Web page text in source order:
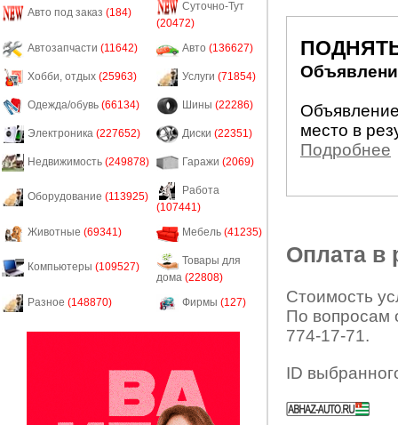
Авто под заказ (184)
Суточно-Тут
(20472)
Автозапчасти (11642) Авто (136627)
Хобби, отдых (25963) Услуги (71854)
Одежда/обувь (66134) Шины (22286)
Электроника (227652) Диски (22351)
Недвижимость (249878) Гаражи (2069)
Оборудование (113925)
Работа
(107441)
Животные (69341) Мебель (41235)
Компьютеры (109527)
Товары для
дома (22808)
Разное (148870) Фирмы (127)
место в
Подробнее
Оплата в
Стоимость
По вопросам
774-17-71.
ID